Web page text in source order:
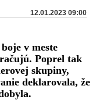
12.01.2023 09:00
v meste
Poprel tak
skupiny,
deklarovala, že